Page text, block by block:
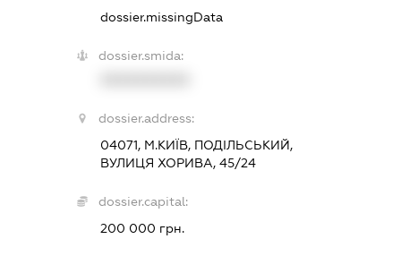
dossier.missingData
dossier.smida:
dossier.address:
04071, М.КИЇВ, ПОДІЛЬСЬКИЙ,
ВУЛИЦЯ ХОРИВА, 45/24
dossier.capital:
200 000 грн.